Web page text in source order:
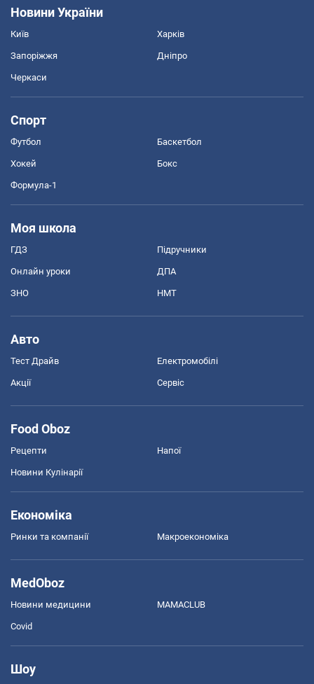
Новини України
Київ Харків
Запоріжжя Дніпро
Черкаси
Спорт
Футбол Баскетбол
Хокей Бокс
Формула-1
Моя школа
ГДЗ Підручники
Онлайн уроки ДПА
ЗНО НМТ
Авто
Тест Драйв Електромобілі
Акції Сервіс
Food Oboz
Рецепти Напої
Новини Кулінарії
Економіка
Ринки та компанії Макроекономіка
MedOboz
Новини медицини MAMACLUB
Covid
Шоу